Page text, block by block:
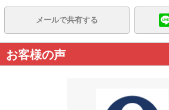
メールで共有する
お客様の声